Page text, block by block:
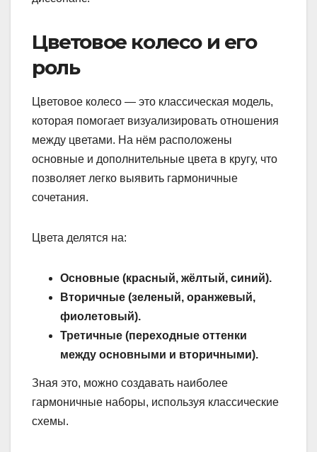
Цветовое колесо и его
роль
Цветовое колесо — это классическая модель,
которая помогает визуализировать отношения
между цветами. На нём расположены
основные и дополнительные цвета в кругу, что
позволяет легко выявить гармоничные
сочетания.
Цвета делятся на:
Основные (красный, жёлтый, синий).
Вторичные (зеленый, оранжевый,
фиолетовый).
Третичные (переходные оттенки
между основными и вторичными).
Зная это, можно создавать наиболее
гармоничные наборы, используя классические
схемы.